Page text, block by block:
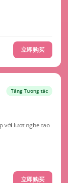
立即购买
Tăng Tương tác
với lượt nghe tạo
立即购买